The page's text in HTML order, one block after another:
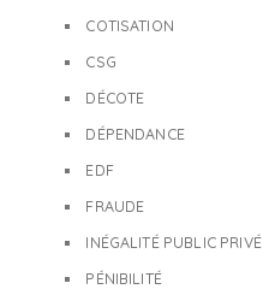
COTISATION
CSG
DÉCOTE
DÉPENDANCE
EDF
FRAUDE
INÉGALITÉ PUBLIC PRIVÉ
PÉNIBILITÉ